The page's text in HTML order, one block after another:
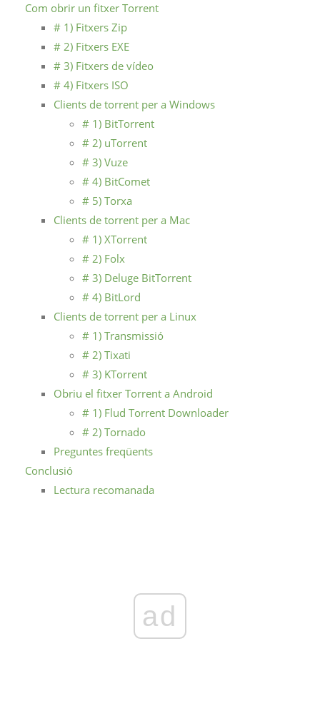
Com obrir un fitxer Torrent
# 1) Fitxers Zip
# 2) Fitxers EXE
# 3) Fitxers de vídeo
# 4) Fitxers ISO
Clients de torrent per a Windows
# 1) BitTorrent
# 2) uTorrent
# 3) Vuze
# 4) BitComet
# 5) Torxa
Clients de torrent per a Mac
# 1) XTorrent
# 2) Folx
# 3) Deluge BitTorrent
# 4) BitLord
Clients de torrent per a Linux
# 1) Transmissió
# 2) Tixati
# 3) KTorrent
Obriu el fitxer Torrent a Android
# 1) Flud Torrent Downloader
# 2) Tornado
Preguntes freqüents
Conclusió
Lectura recomanada
ad